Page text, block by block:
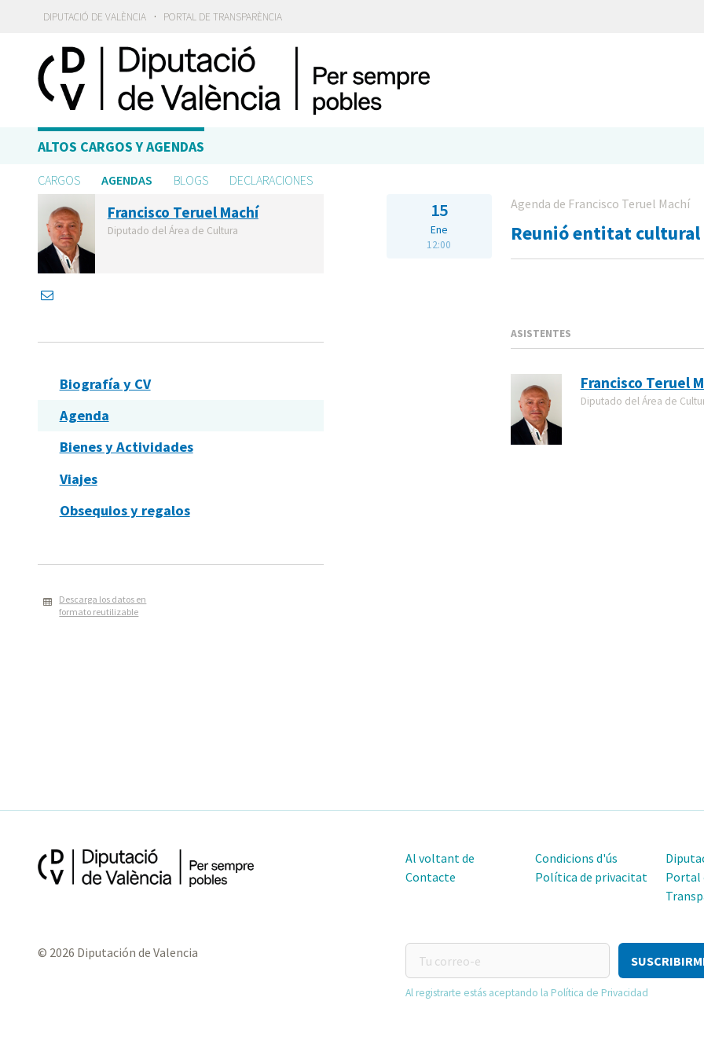
DIPUTACIÓ DE VALÈNCIA · PORTAL DE TRANSPARÈNCIA
ALTOS CARGOS Y AGENDAS
CARGOS AGENDAS BLOGS DECLARACIONES
Francisco Teruel Machí
Diputado del Área de Cultura
Biografía y CV
Agenda
Bienes y Actividades
Viajes
Obsequios y regalos
Descarga los datos en
formato reutilizable
15
Ene
12:00
Agenda de Francisco Teruel Machí
Reunió entitat cultural
ASISTENTES
Francisco Teruel
Diputado del Área de
Al voltant de
Contacte
Condicions d'ús
Política de privacitat
Portal
© 2026 Diputación de Valencia
correo-
e
Al registrarte estás aceptando la Política de Privacidad